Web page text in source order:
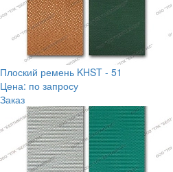
Плоский ремень KHST - 51
Цена: по запросу
Заказ